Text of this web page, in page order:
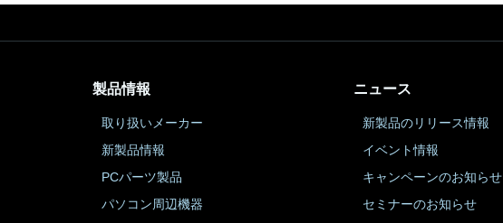
製品情報
取り扱いメーカー
新製品情報
PCパーツ製品
パソコン周辺機器
ニュース
新製品のリリース情報
イベント情報
キャンペーンのお知らせ
セミナーのお知らせ